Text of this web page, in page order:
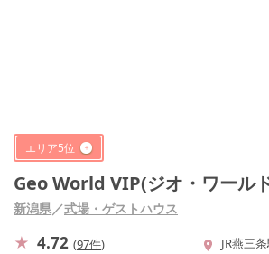
エリア5位
Geo World VIP(ジオ・ワール
新潟県／式場・ゲストハウス
4.72 (97件)
JR燕三